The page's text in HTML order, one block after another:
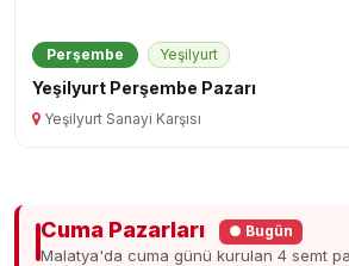
Perşembe Yeşilyurt
Yeşilyurt Perşembe Pazarı
Yeşilyurt Sanayi Karşısı
Cuma Pazarları ● Bugün
Malatya'da cuma günü kurulan 4 semt